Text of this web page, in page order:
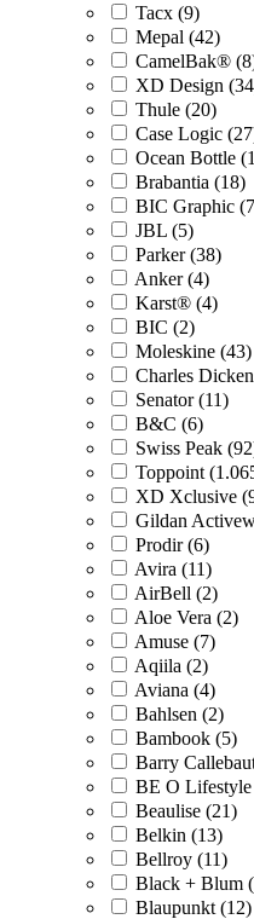
Tacx (9)
Mepal (42)
CamelBak®
XD Design
Thule (20)
Case Logic
Ocean Bottle
Brabantia (18)
BIC Graphic
JBL (5)
Parker (38)
Anker (4)
Karst® (4)
BIC (2)
Moleskine (43)
Charles
Senator (11)
B&C (6)
Swiss Peak
Toppoint
XD Xclusive
Gildan
Prodir (6)
Avira (11)
AirBell (2)
Aloe Vera (2)
Amuse (7)
Aqiila (2)
Aviana (4)
Bahlsen (2)
Bambook (5)
Barry
BE O
Beaulise (21)
Belkin (13)
Bellroy (11)
Black + Blum
Blaupunkt (12)